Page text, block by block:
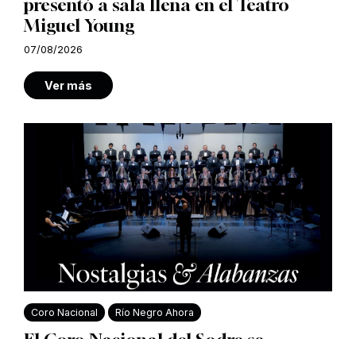
presentó a sala llena en el Teatro
Miguel Young
07/08/2026
Ver más
Coro Nacional Río Negro Ahora